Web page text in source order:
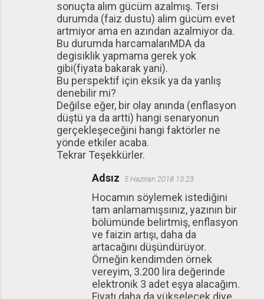
sonuçta alım gücüm azalmış. Tersi
durumda (faiz dustu) alim gücüm evet
artmiyor ama en azından azalmiyor da.
Bu durumda harcamalarıMDA da
degisiklik yapmama gerek yok
gibi(fiyata bakarak yani).
Bu perspektif için eksik ya da yanlış
denebilir mi?
Değilse eğer, bir olay anında (enflasyon
düştü ya da artti) hangi senaryonun
gerçekleşeceğini hangi faktörler ne
yönde etkiler acaba.
Tekrar Teşekkürler.
Adsız
5 Haziran 2018 13:23
Hocamın söylemek istediğini
tam anlamamışsınız, yazının bir
bölümünde belirtmiş, enflasyon
ve faizin artışı, daha da
artacağını düşündürüyor.
Örneğin kendimden örnek
vereyim, 3.200 lira değerinde
elektronik 3 adet eşya alacağım.
Fiyatı daha da yükselecek diye